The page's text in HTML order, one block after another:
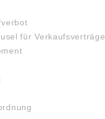
für Verkaufsverträge